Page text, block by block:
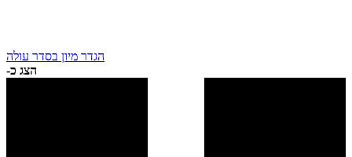
הגדר מיון בסדר עולה
הצג כ-